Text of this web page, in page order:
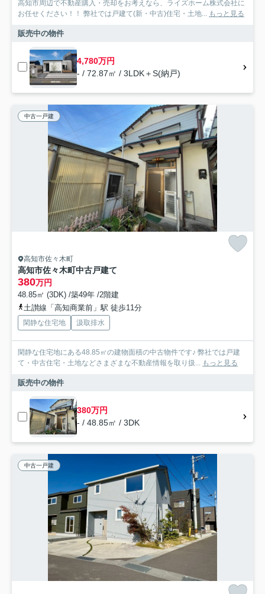
高知市周辺で不動産購入・売却をお考えなら、ライズホーム株式会社に
お任せください！！ 弊社では戸建て(新・中古)住宅・土地... もっと見る
販売中の物件
4,780万円
- / 72.87㎡ / 3LDK＋S(納戸)
中古一戸建
高知市佐々木町
高知市佐々木町中古戸建て
380万円
48.85㎡ (3DK) /築49年 /2階建
土讃線「高知商業前」駅 徒歩11分
閑静な住宅地 汲取排水
閑静な住宅地にある48.85㎡の建物面積の中古物件です♪ 弊社では戸建
て・中古住宅・土地などさまざまな不動産情報を取り扱... もっと見る
販売中の物件
380万円
- / 48.85㎡ / 3DK
中古一戸建